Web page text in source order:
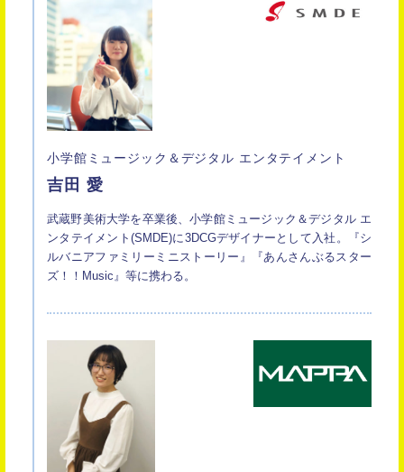
小学館ミュージック＆デジタル エンタテイメント
吉田 愛
武蔵野美術大学を卒業後、小学館ミュージック＆デジタル エ
ンタテイメント(SMDE)に3DCGデザイナーとして入社。『シ
ルバニアファミリーミニストーリー』『あんさんぶるスター
ズ！！Music』等に携わる。